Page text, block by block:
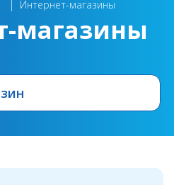
Интернет-магазины
магазины